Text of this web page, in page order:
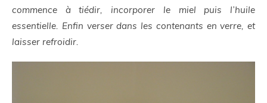
commence à tiédir, incorporer le miel puis l’huile
essentielle. Enfin verser dans les contenants en verre, et
laisser refroidir.